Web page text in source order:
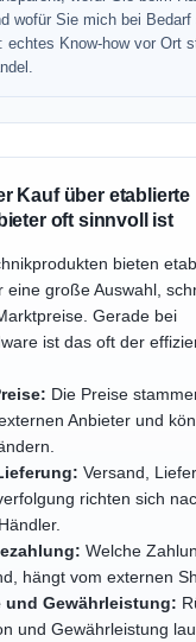
wofür Sie mich bei Bedarf
echtes Know-how vor Ort
Kauf über etablierte
oft sinnvoll ist
bieten
eine große Auswahl,
Gerade bei
ist das oft der
Die Preise
Anbieter und
Versand,
richten sich
Welche
hängt vom externen
und Gewährleistung:
und Gewährleistung